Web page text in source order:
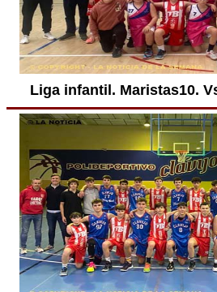
Liga infantil. Maristas10.